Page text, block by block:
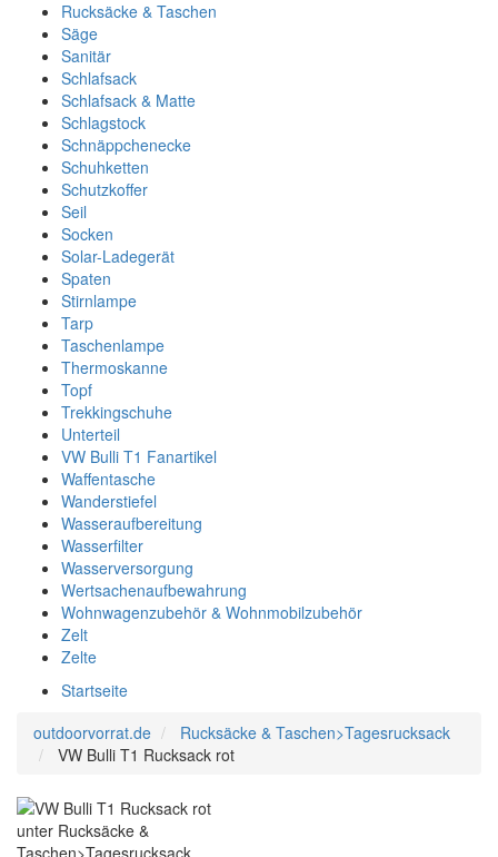
Rucksäcke & Taschen
Säge
Sanitär
Schlafsack
Schlafsack & Matte
Schlagstock
Schnäppchenecke
Schuhketten
Schutzkoffer
Seil
Socken
Solar-Ladegerät
Spaten
Stirnlampe
Tarp
Taschenlampe
Thermoskanne
Topf
Trekkingschuhe
Unterteil
VW Bulli T1 Fanartikel
Waffentasche
Wanderstiefel
Wasseraufbereitung
Wasserfilter
Wasserversorgung
Wertsachenaufbewahrung
Wohnwagenzubehör & Wohnmobilzubehör
Zelt
Zelte
Startseite
outdoorvorrat.de
Rucksäcke & Taschen>Tagesrucksack
VW Bulli T1 Rucksack rot